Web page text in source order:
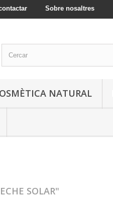
Sobre nosaltres
NATURAL
SOLAR"